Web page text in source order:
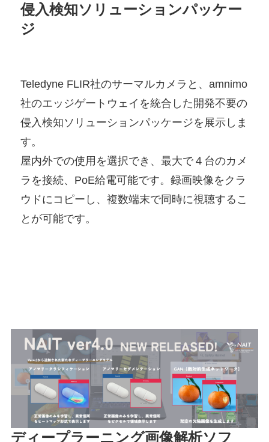
侵入検知ソリューションパッケー
ジ
Teledyne FLIR社のサーマルカメラと、amnimo
社のエッジゲートウェイを統合した開発不要の
侵入検知ソリューションパッケージを展示しま
す。
屋内外での使用を選択でき、最大で４台のカメ
ラを接続、PoE給電可能です。録画映像をクラ
ウドにコピーし、複数端末で同時に視聴するこ
とが可能です。
ディープラーニング画像解析ソフ